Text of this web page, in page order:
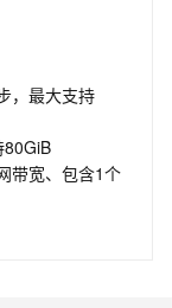
，最大支持
80GiB
带宽、包含1个